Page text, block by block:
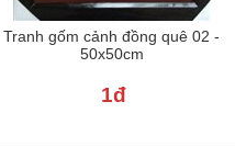
Tranh gốm cảnh đồng quê 02 -
50x50cm
1đ